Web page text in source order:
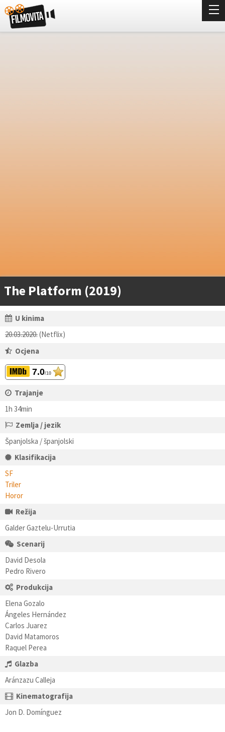
The Platform (2019)
U kinima
20.03.2020.(Netflix)
Ocjena
7.0/10
Trajanje
1h 34min
Zemlja / jezik
Španjolska / španjolski
Klasifikacija
SF
Triler
Horor
Režija
Galder Gaztelu-Urrutia
Scenarij
David Desola
Pedro Rivero
Produkcija
Elena Gozalo
Ángeles Hernández
Carlos Juarez
David Matamoros
Raquel Perea
Glazba
Aránzazu Calleja
Kinematografija
Jon D. Domínguez